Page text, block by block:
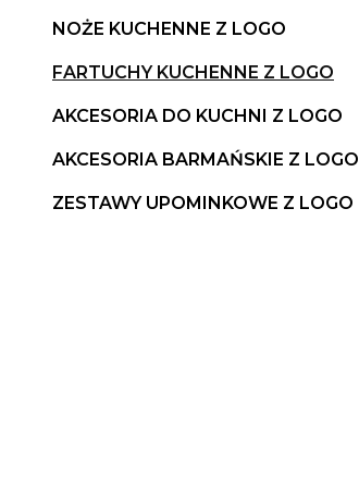
NOŻE KUCHENNE Z LOGO
FARTUCHY KUCHENNE Z LOGO
AKCESORIA DO KUCHNI Z LOGO
AKCESORIA BARMAŃSKIE Z LOGO
ZESTAWY UPOMINKOWE Z LOGO